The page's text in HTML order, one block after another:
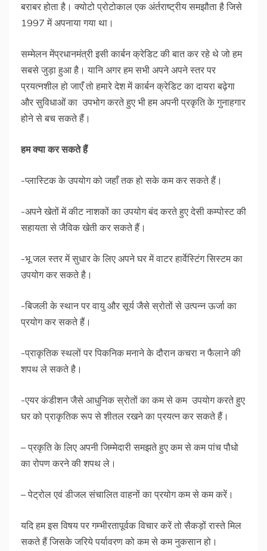
बराबर होता है। क्योटो प्रोटोकाल एक अंर्तराष्ट्रीय समझौता है जिसे
1997 में अपनाया गया था।
सम्मेलन मेंप्रधानमंत्री इसी कार्बन क्रेडिट की बात कर रहे थे जो हम
सबसे जुड़ा हुआ है। यानि अगर हम सभी अपने अपने स्तर पर
प्रयत्नशील हो जाएँ तो हमारे देश में कार्बन क्रेडिट का दायरा बढ़ेगा
और सुविधाओं का उपभोग करते हुए भी हम अपनी प्रकृति के गुनाहगार
होने से बच सकते हैं।
हम क्या कर सकते हैं
-प्लास्टिक के उपयोग को जहाँ तक हो सके कम कर सकते हैं।
-अपने खेतों में कीट नाशकों का उपयोग बंद करते हुए देसी कम्पोस्ट की
सहायता से जैविक खेती कर सकते हैं।
-भू जल स्तर में सुधार के लिए अपने घर में वाटर हार्वेस्टिंग सिस्टम का
उपयोग कर सकते है।
-बिजली के स्थान पर वायु और सूर्य जैसे स्रोतों से उत्पन्न ऊर्जा का
प्रयोग कर सकते हैं।
-प्राकृतिक स्थलों पर पिकनिक मनाने के दौरान कचरा न फैलाने की
शपथ ले सकते है।
-एयर कंडीशन जैसे आधुनिक स्रोतों का कम से कम उपयोग करते हुए
घर को प्राकृतिक रूप से शीतल रखने का प्रयत्न कर सकते हैं।
– प्रकृति के लिए अपनी जिम्मेदारी समझते हुए कम से कम पांच पौधो
का रोपण करने की शपथ ले।
– पेट्रोल एवं डीजल संचालित वाहनों का प्रयोग कम से कम करें।
यदि हम इस विषय पर गम्भीरतापूर्वक विचार करें तो सैकड़ों रास्ते मिल
सकते हैं जिसके जरिये पर्यावरण को कम से कम नुकसान हो।